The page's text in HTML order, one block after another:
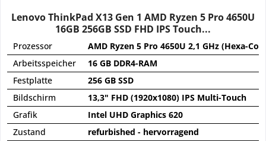
Lenovo ThinkPad X13 Gen 1 AMD Ryzen 5 Pro 4650U
16GB 256GB SSD FHD IPS Touch...
Prozessor
AMD Ryzen 5 Pro 4650U 2,1 GHz (Hexa-
Arbeitsspeicher
16 GB DDR4-RAM
Festplatte
256 GB SSD
Bildschirm
13,3" FHD (1920x1080) IPS Multi-Touch
Grafik
Intel UHD Graphics 620
Zustand
refurbished - hervorragend